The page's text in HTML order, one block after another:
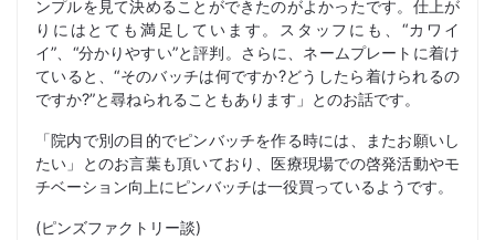
ンプルを見て決めることができたのがよかったです。仕上が
りにはとても満足しています。スタッフにも、“カワイ
イ”、“分かりやすい”と評判。さらに、ネームプレートに着け
ていると、“そのバッチは何ですか?どうしたら着けられるの
ですか?”と尋ねられることもあります」とのお話です。
「院内で別の目的でピンバッチを作る時には、またお願いし
たい」とのお言葉も頂いており、医療現場での啓発活動やモ
チベーション向上にピンバッチは一役買っているようです。
(ピンズファクトリー談)